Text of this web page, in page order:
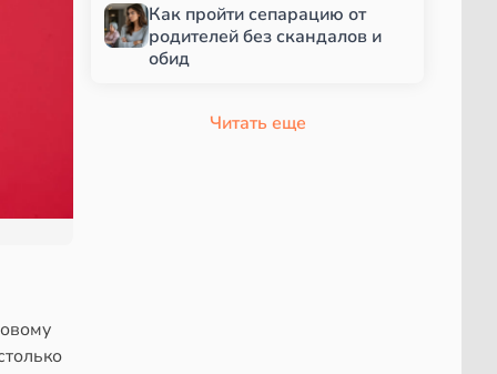
Как пройти сепарацию от
родителей без скандалов и
обид
Читать еще